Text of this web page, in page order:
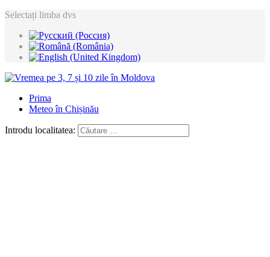
Selectați limba dvs
Prima
Meteo în Chișinău
Introdu localitatea: